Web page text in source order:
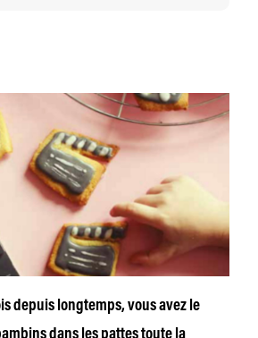
depuis longtemps, vous avez le